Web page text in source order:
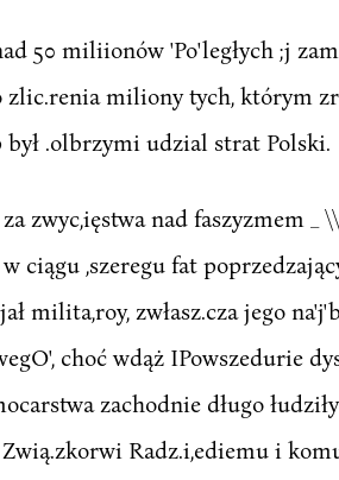
50 miliionów 'Po'ległych ;j
zlic.renia miliony tych, którym
.olbrzymi udzial strat Polski.
zwyc,ięstwa nad faszyzmem
ciągu ,szeregu fat
milita,roy, zwłasz.cza jego
choć wdąż IPowszedurie
zachodnie długo
Radz.i,ediemu i